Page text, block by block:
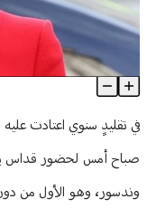
ثقافة ومجتمع
منوعات
كيت ميدلتون تكسر
Article Content
في تقليدٍ سنوي اعتادت عليه
صباح أمس لحضور قداس
وندسور، وهو الأول من دون